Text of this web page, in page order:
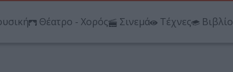
Θέατρο - Χορός Σινεμά Τέχνες Βιβλίο